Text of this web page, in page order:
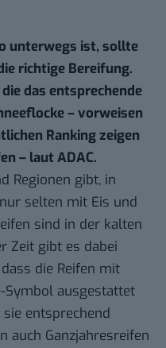
unterwegs ist, sollte
richtige Bereifung.
das entsprechende
– vorweisen
Rankingzeigen
– laut ADAC.
Regionen gibt, in
selten mit Eis und
sind in der kalten
Zeit gibt es dabei
die Reifen mit
Symbol ausgestattet
entsprechend
auch Ganzjahresreifen